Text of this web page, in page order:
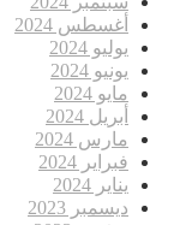
أغسطس 2024
يوليو 2024
يونيو 2024
مايو 2024
أبريل 2024
مارس 2024
فبراير 2024
يناير 2024
ديسمبر 2023